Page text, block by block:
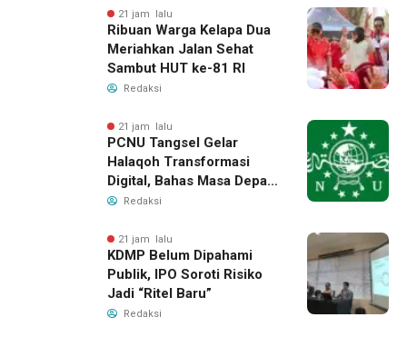
21 jam lalu
Ribuan Warga Kelapa Dua
Meriahkan Jalan Sehat
Sambut HUT ke-81 RI
Redaksi
21 jam lalu
PCNU Tangsel Gelar
Halaqoh Transformasi
Digital, Bahas Masa Depan
NU di Era Disrupsi
Redaksi
21 jam lalu
KDMP Belum Dipahami
Publik, IPO Soroti Risiko
Jadi “Ritel Baru”
Redaksi